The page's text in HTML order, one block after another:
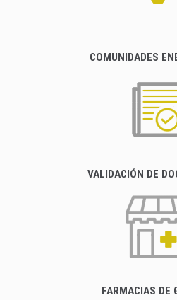
COMUNIDADES
VALIDACIÓN DE
FARMACIAS DE